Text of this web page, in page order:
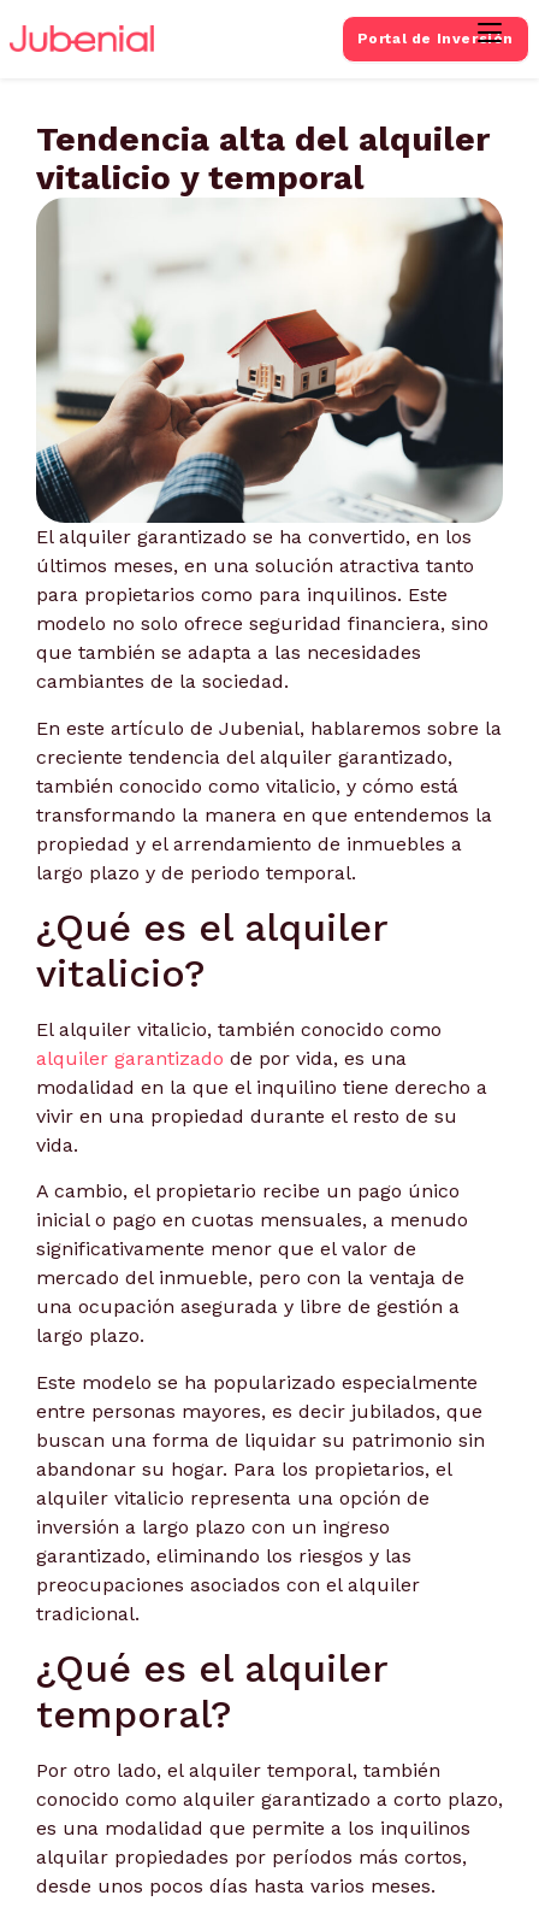
Portal de Inversión
Tendencia alta del alquiler
vitalicio y temporal
El alquiler garantizado se ha convertido, en los
últimos meses, en una solución atractiva tanto
para propietarios como para inquilinos. Este
modelo no solo ofrece seguridad financiera, sino
que también se adapta a las necesidades
cambiantes de la sociedad.
En este artículo de Jubenial, hablaremos sobre la
creciente tendencia del alquiler garantizado,
también conocido como vitalicio, y cómo está
transformando la manera en que entendemos la
propiedad y el arrendamiento de inmuebles a
largo plazo y de periodo temporal.
¿Qué es el alquiler
vitalicio?
El alquiler vitalicio, también conocido como
alquiler garantizado de por vida, es una
modalidad en la que el inquilino tiene derecho a
vivir en una propiedad durante el resto de su
vida.
A cambio, el propietario recibe un pago único
inicial o pago en cuotas mensuales, a menudo
significativamente menor que el valor de
mercado del inmueble, pero con la ventaja de
una ocupación asegurada y libre de gestión a
largo plazo.
Este modelo se ha popularizado especialmente
entre personas mayores, es decir jubilados, que
buscan una forma de liquidar su patrimonio sin
abandonar su hogar. Para los propietarios, el
alquiler vitalicio representa una opción de
inversión a largo plazo con un ingreso
garantizado, eliminando los riesgos y las
preocupaciones asociados con el alquiler
tradicional.
¿Qué es el alquiler
temporal?
Por otro lado, el alquiler temporal, también
conocido como alquiler garantizado a corto plazo,
es una modalidad que permite a los inquilinos
alquilar propiedades por períodos más cortos,
desde unos pocos días hasta varios meses.